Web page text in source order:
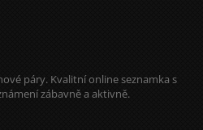
páry. Kvalitní online seznamka s
zábavně a aktivně.